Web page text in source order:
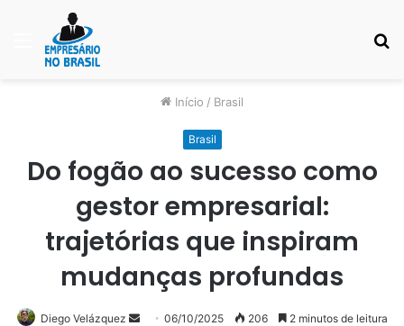
Menu
Início / Brasil
Brasil
Do fogão ao sucesso como
gestor empresarial:
trajetórias que inspiram
mudanças profundas
Diego Velázquez
Mande06/10/2025 206 2 minutos de leitura